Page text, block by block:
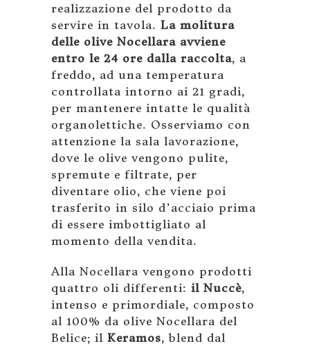
realizzazione del prodotto da
servire in tavola. La molitura
delle olive Nocellara avviene
entro le 24 ore dalla raccolta, a
freddo, ad una temperatura
controllata intorno ai 21 gradi,
per mantenere intatte le qualità
organolettiche. Osserviamo con
attenzione la sala lavorazione,
dove le olive vengono pulite,
spremute e filtrate, per
diventare olio, che viene poi
trasferito in silo d’acciaio prima
di essere imbottigliato al
momento della vendita.
Alla Nocellara vengono prodotti
quattro oli differenti: il Nuccè,
intenso e primordiale, composto
al 100% da olive Nocellara del
Belice; il Keramos, blend dal